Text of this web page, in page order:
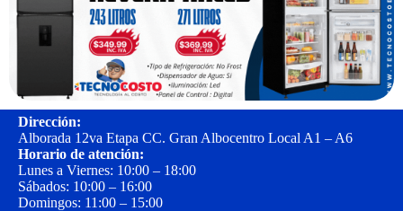
Dirección:
Alborada 12va Etapa CC. Gran Albocentro Local A1 – A6
Horario de atención:
Lunes a Viernes: 10:00 – 18:00
Sábados: 10:00 – 16:00
Domingos: 11:00 – 15:00